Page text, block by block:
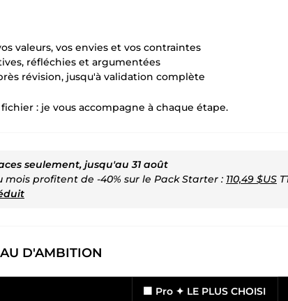
valeurs, vos envies et vos contraintes
réfléchies et argumentées
révision, jusqu'à validation complète
: je vous accompagne à chaque étape.
seulement, jusqu'au 31 août
mois profitent de -40% sur le Pack Starter : 110,49 $US
D'AMBITION
🟧 Pro ✦ LE PLUS CHOISI